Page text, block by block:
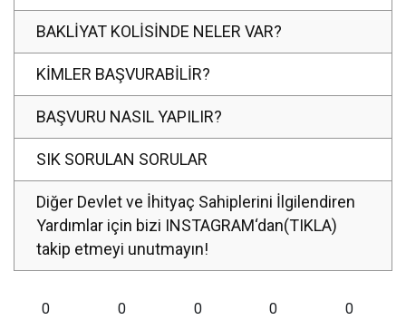
BAKLİYAT KOLİSİNDE NELER VAR?
KİMLER BAŞVURABİLİR?
BAŞVURU NASIL YAPILIR?
SIK SORULAN SORULAR
Diğer Devlet ve İhityaç Sahiplerini İlgilendiren
Yardımlar için bizi INSTAGRAM‘dan(TIKLA)
takip etmeyi unutmayın!
0 0 0 0 0